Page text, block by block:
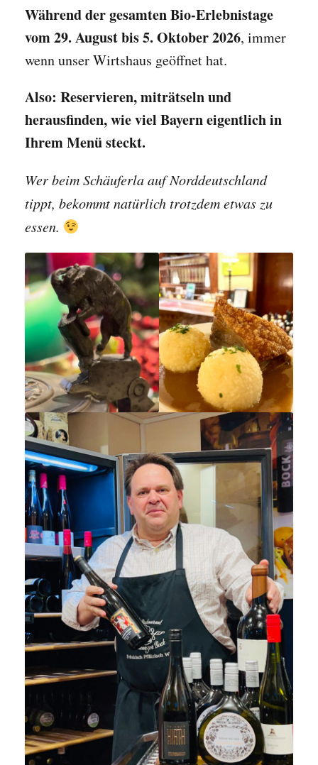
Während der gesamten Bio-Erlebnistage
vom 29. August bis 5. Oktober 2026, immer
wenn unser Wirtshaus geöffnet hat.
Also: Reservieren, miträtseln und
herausfinden, wie viel Bayern eigentlich in
Ihrem Menü steckt.
Wer beim Schäuferla auf Norddeutschland
tippt, bekommt natürlich trotzdem etwas zu
essen.